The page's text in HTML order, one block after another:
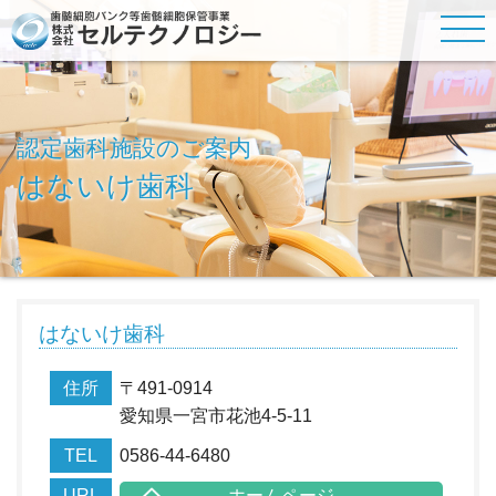
認定歯科施設のご案内
はないけ歯科
はないけ歯科
住所
〒491-0914
愛知県一宮市花池4-5-11
TEL 0586-44-6480